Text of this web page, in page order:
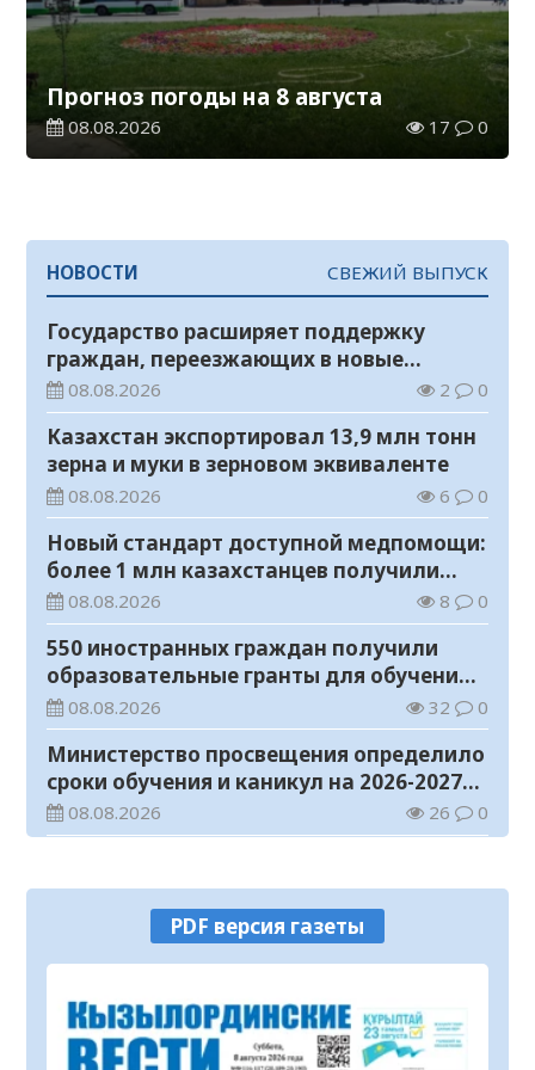
Прогноз погоды на 8 августа
08.08.2026 17 0
НОВОСТИ СВЕЖИЙ ВЫПУСК
Государство расширяет поддержку
граждан, переезжающих в новые
регионы для работы
08.08.2026 2 0
Казахстан экспортировал 13,9 млн тонн
зерна и муки в зерновом эквиваленте
08.08.2026 6 0
Новый стандарт доступной медпомощи:
более 1 млн казахстанцев получили
телемедицинские услуги
08.08.2026 8 0
550 иностранных граждан получили
образовательные гранты для обучения в
Казахстане
08.08.2026 32 0
Министерство просвещения определило
сроки обучения и каникул на 2026-2027
учебный год
08.08.2026 26 0
08.08.2026 17 0
У граждан высокие ожидания от
выборов в Курултай – опрос
07.08.2026
В Жанакоргане введена в эксплуатацию
PDF версия газеты